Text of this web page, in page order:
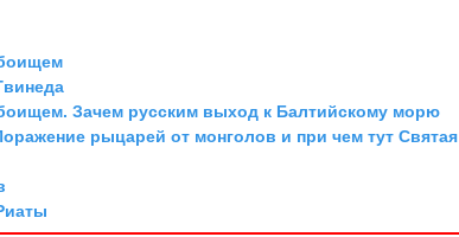
Зачем русским выход к Балтийскому морю
рыцарей от монголов и при чем тут Святая